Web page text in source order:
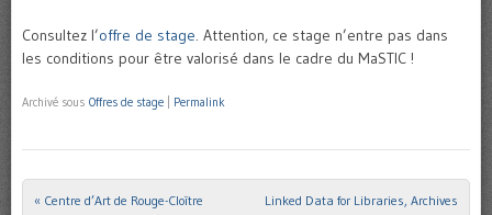
Consultez l’offre de stage. Attention, ce stage n’entre pas dans
les conditions pour être valorisé dans le cadre du MaSTIC !
Archivé sous Offres de stage Permalink
Post navigation
« Centre d’Art de Rouge-Cloître
Linked Data for Libraries, Archives